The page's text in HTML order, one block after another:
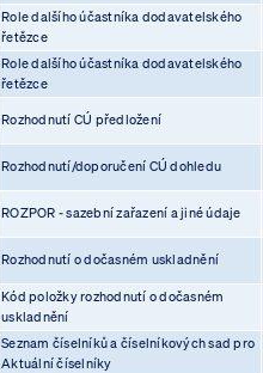
Role dalšího účastníka dodavatelského
řetězce
Role dalšího účastníka dodavatelského
řetězce
Rozhodnutí CÚ předložení
Rozhodnutí/doporučení CÚ dohledu
ROZPOR - sazební zařazení a jiné údaje
Rozhodnutí o dočasném uskladnění
Kód položky rozhodnutí o dočasném
uskladnění
Seznam číselníků a číselníkových sad pro
Aktuální číselníky